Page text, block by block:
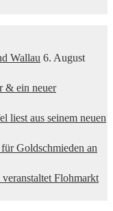
Wallau 6. August
& ein neuer
liest aus seinem neuen
Goldschmieden an
Flohmarkt